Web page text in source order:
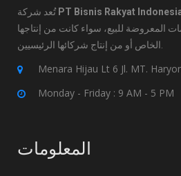
تُعد شركة PT Bisnis Rakyat
المعروضة للبيع، سواء كانت من إنتاجها
Menara Hijau Lt 6 Jl. MT.
Monday - Friday : 9 AM - 5 PM
المعلومات